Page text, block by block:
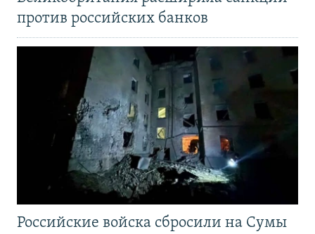
против российских банков
Российские войска сбросили на Сумы